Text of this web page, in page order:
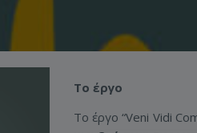
Το έργο
Το έργο “Veni Vidi